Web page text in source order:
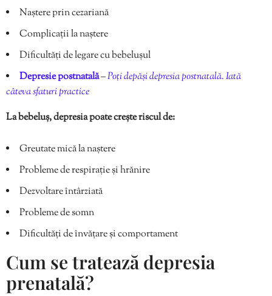
Naștere prin cezariană
Complicații la naștere
Dificultăți de legare cu bebelușul
Depresie postnatală–Poți depăși depresia postnatală. Iată
câteva sfaturi practice
La bebeluș, depresia poate crește riscul de:
Greutate mică la naștere
Probleme de respirație și hrănire
Dezvoltare întârziată
Probleme de somn
Dificultăți de învățare și comportament
Cum se tratează depresia
prenatală?